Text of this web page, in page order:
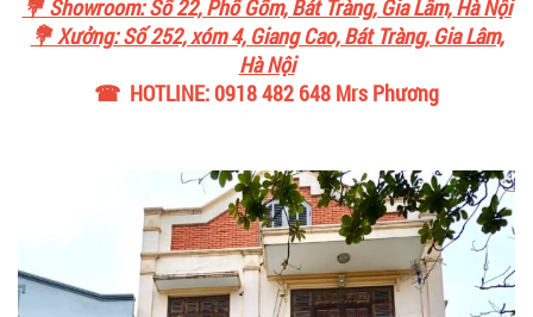
💐 Showroom: Số 22, Phố Gốm, Bát Tràng, Gia Lâm, Hà Nội
💐 Xưởng: Số 252, xóm 4, Giang Cao, Bát Tràng, Gia Lâm,
Hà Nội
☎ HOTLINE: 0918 482 648 Mrs Phương